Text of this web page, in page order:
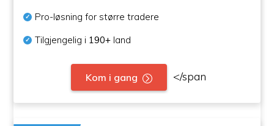
Pro-løsning for større tradere
Tilgjengelig i 190+ land
Kom i gang </span